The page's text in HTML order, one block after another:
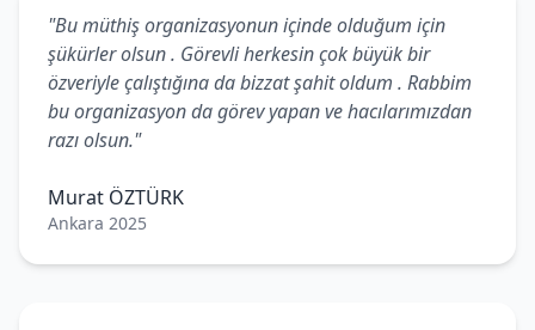
"Bu müthiş organizasyonun içinde olduğum için
şükürler olsun . Görevli herkesin çok büyük bir
özveriyle çalıştığına da bizzat şahit oldum . Rabbim
bu organizasyon da görev yapan ve hacılarımızdan
razı olsun."
Murat ÖZTÜRK
Ankara 2025